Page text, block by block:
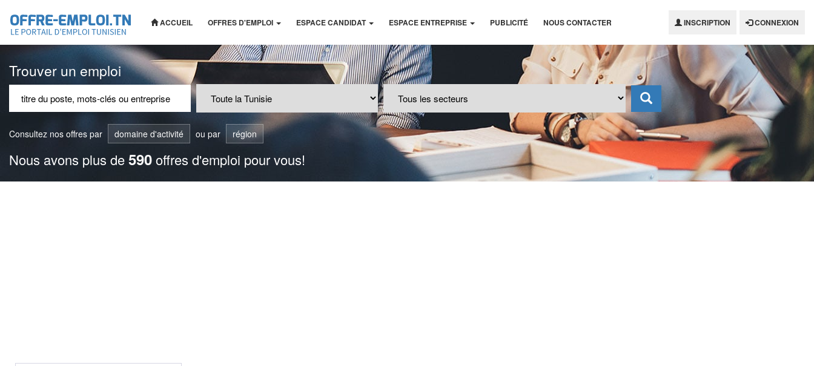
ACCUEIL OFFRES D'EMPLOI ESPACE CANDIDAT ESPACE ENTREPRISE PUBLICITÉ NOUS CONTACTER INSCRIPTION CONNEXION
Trouver un emploi
Consultez nos offres par domaine d'activité ou par région
Nous avons plus de590offres d'emploi pour vous!